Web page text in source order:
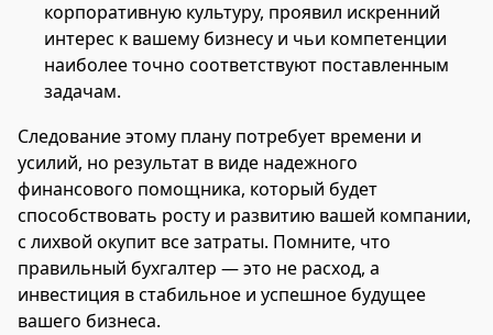
корпоративную культуру, проявил искренний
интерес к вашему бизнесу и чьи компетенции
наиболее точно соответствуют поставленным
задачам.
Следование этому плану потребует времени и
усилий, но результат в виде надежного
финансового помощника, который будет
способствовать росту и развитию вашей компании,
с лихвой окупит все затраты. Помните, что
правильный бухгалтер — это не расход, а
инвестиция в стабильное и успешное будущее
вашего бизнеса.